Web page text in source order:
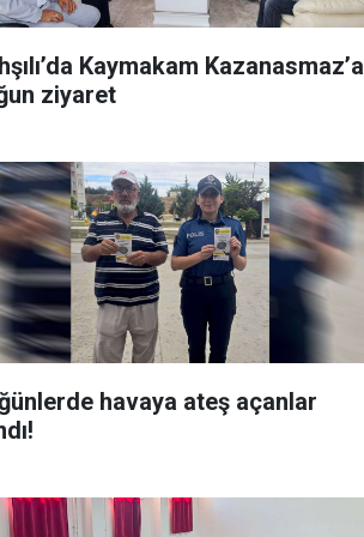
Kaymakam Kazanasmaz’a
ziyaret
havaya ateş açanlar